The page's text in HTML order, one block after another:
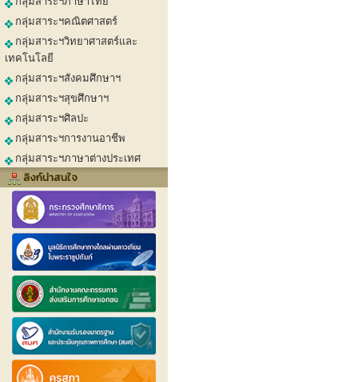
กลุ่มสาระฯคณิตศาสตร์
กลุ่มสาระฯวิทยาศาสตร์และ
เทคโนโลยี
กลุ่มสาระฯสังคมศึกษาฯ
กลุ่มสาระฯสุขศึกษาฯ
กลุ่มสาระฯศิลปะ
กลุ่มสาระฯการงานอาชีพ
กลุ่มสาระฯภาษาต่างประเทศ
ลิงก์น่าสนใจ